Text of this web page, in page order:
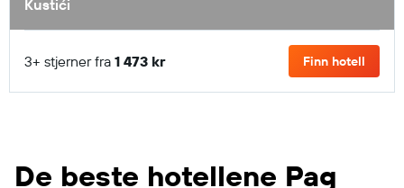
Kustići
3+ stjerner fra 1 473 kr Finn hotell
De beste hotellene Pag